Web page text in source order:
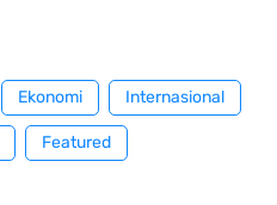
Ekonomi Internasional
Featured